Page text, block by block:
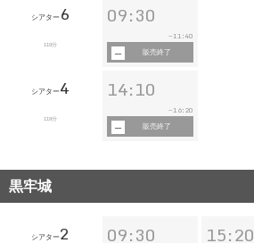
シアター 6
119分
09:30
~11:40
販売終了
シアター4
119分
14:10
~16:20
販売終了
黒牢城
シアター2 09:30 15:20